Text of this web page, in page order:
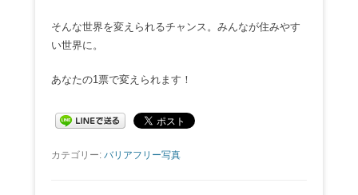
そんな世界を変えられるチャンス。みんなが住みやす
い世界に。
あなたの1票で変えられます！
カテゴリー: バリアフリー写真